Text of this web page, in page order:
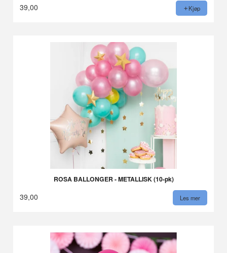
39,00 Kjøp
ROSA BALLONGER - METALLISK (10-pk)
39,00 Les mer